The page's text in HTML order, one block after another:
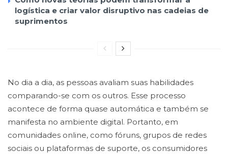
logística e criar valor disruptivo nas cadeias de
suprimentos
No dia a dia, as pessoas avaliam suas habilidades
comparando-se com os outros. Esse processo
acontece de forma quase automática e também se
manifesta no ambiente digital. Portanto, em
comunidades online, como fóruns, grupos de redes
sociais ou plataformas de suporte, os consumidores